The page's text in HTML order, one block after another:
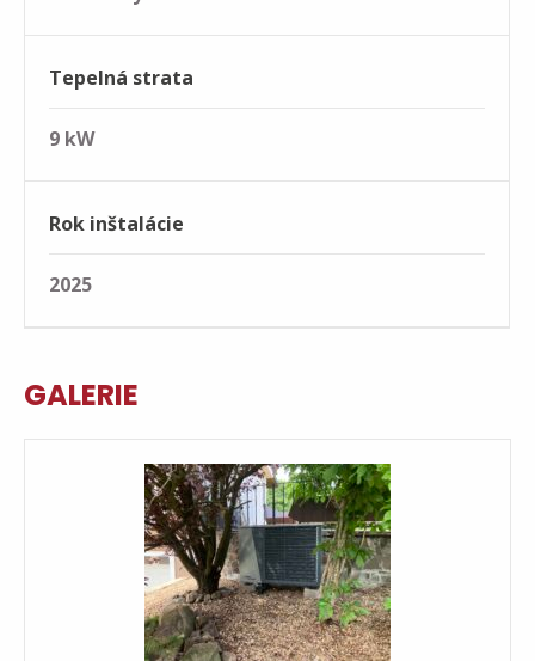
Tepelná strata
9 kW
Rok inštalácie
2025
GALERIE